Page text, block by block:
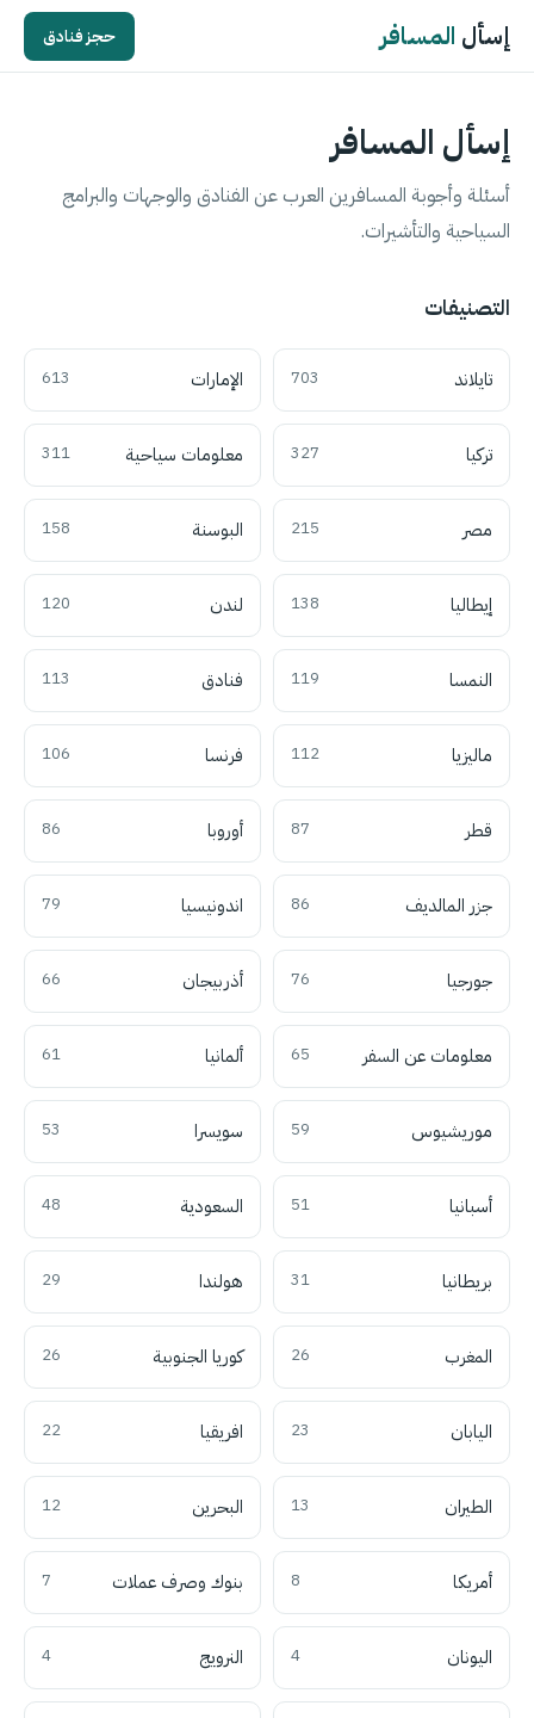
إسأل المسافر حجز فنادق
إسأل المسافر
أسئلة وأجوبة المسافرين العرب عن الفنادق والوجهات والبرامج
السياحية والتأشيرات.
التصنيفات
تايلاند 703 الإمارات 613
تركيا 327 معلومات سياحية 311
مصر 215 البوسنة 158
إيطاليا 138 لندن 120
النمسا 119 فنادق 113
ماليزيا 112 فرنسا 106
قطر 87 أوروبا 86
جزر المالديف 86 اندونيسيا 79
جورجيا 76 أذربيجان 66
معلومات عن السفر 65 ألمانيا 61
موريشيوس 59 سويسرا 53
أسبانيا 51 السعودية 48
بريطانيا 31 هولندا 29
المغرب 26 كوريا الجنوبية 26
اليابان 23 افريقيا 22
الطيران 13 البحرين 12
أمريكا 8 بنوك وصرف عملات 7
اليونان 4 النرويج 4